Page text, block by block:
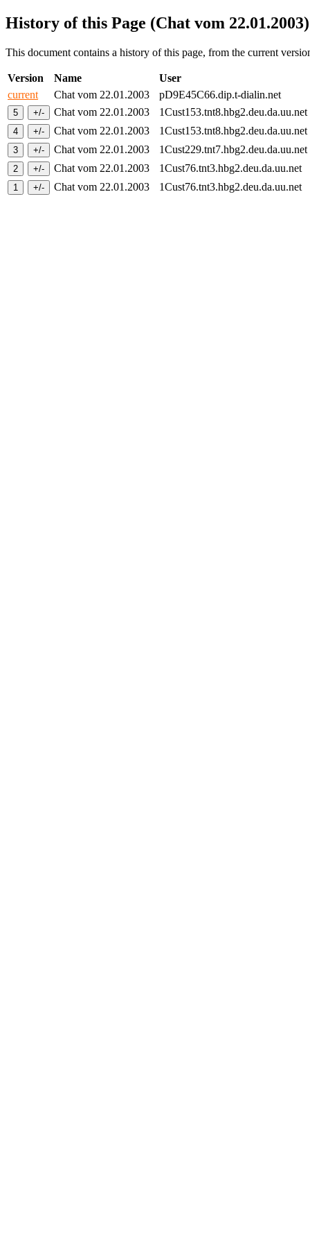
History of this Page (Chat vom 22.01.2003)
This document contains a history of this page, from the current
Version Name
User
current
Chat vom 22.01.2003
pD9E45C66.dip.t-dialin.net
Chat vom 22.01.2003
Chat vom 22.01.2003
Chat vom 22.01.2003
Chat vom 22.01.2003
1Cust76.tnt3.hbg2.deu.da.uu.net
Chat vom 22.01.2003
1Cust76.tnt3.hbg2.deu.da.uu.net